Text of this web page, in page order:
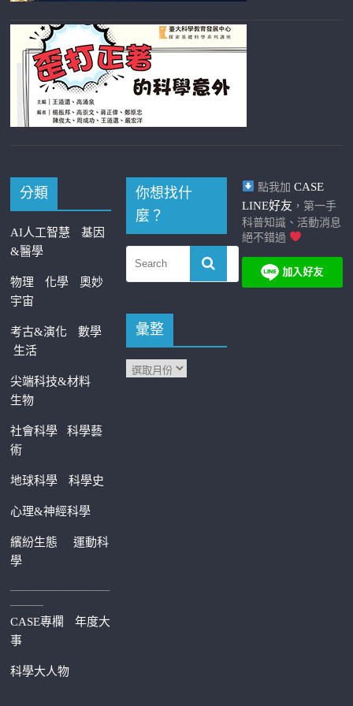
分類
AI人工智慧
基因
&醫學
物理 化學
奧妙
宇宙
考古&演化
數學
生活
尖端科技&材料
生物
社會科學科學藝
術
地球科學 科學史
心理&神經科學
繽紛生態運動科
學
—————————
———
CASE專欄
年度大
事
科學大人物
你想找什
麼？
彙整
點我加 CASE
LINE好友 ，第一手
科普知識、活動消息
絕不錯過